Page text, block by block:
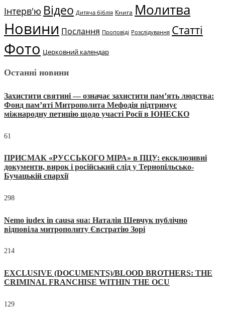
Інтерв'ю Відео Дитяча біблія Книга Молитва
Новини Послання Проповіді Розслідування Статті
Фото Церковний календар
Останні новини
Захистити святині — означає захистити пам’ять людства:
Фонд пам’яті Митрополита Мефодія підтримує
міжнародну петицію щодо участі Росії в ЮНЕСКО
61
ПРИСМАК «РУССЬКОГО МІРА» в ПЦУ: ексклюзивні
документи, вирок і російський слід у Тернопільсько-
Бучацькій єпархії
298
Nemo iudex in causa sua: Наталія Шевчук публічно
відповіла митрополиту Євстратію Зорі
214
EXCLUSIVE (DOCUMENTS)/BLOOD BROTHERS: THE
CRIMINAL FRANCHISE WITHIN THE OCU
129